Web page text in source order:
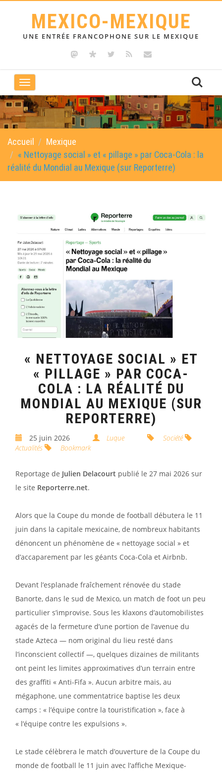
MEXICO-MEXIQUE
UNE ENTRÉE FRANCOPHONE SUR LE MEXIQUE
Toggle
navigation
Accueil
Mexique
« Nettoyage social » et « pillage » par Coca-Cola : la
réalité du Mondial au Mexique (sur Reporterre)
« NETTOYAGE SOCIAL » ET
« PILLAGE » PAR COCA-
COLA : LA RÉALITÉ DU
MONDIAL AU MEXIQUE (SUR
REPORTERRE)
25 juin 2026 Luque
Société
Actualités
Bookmark
Reportage de Julien Delacourt publié le 27 mai 2026 sur
le site Reporterre.net.
Alors que la Coupe du monde de football débutera le 11
juin dans la capitale mexicaine, de nombreux habitants
dénoncent un phénomène de « nettoyage social » et
d’accaparement par les géants Coca-Cola et Airbnb.
Devant l’esplanade fraîchement rénovée du stade
Banorte, dans le sud de Mexico, un match de foot un peu
particulier s’improvise. Sous les klaxons d’automobilistes
agacés de la fermeture d’une portion de l’avenue du
stade Azteca — nom original du lieu resté dans
l’inconscient collectif —, quelques dizaines de militants
ont peint les limites approximatives d’un terrain entre
des graffiti « Anti-Fifa ». Aucun arbitre mais, au
mégaphone, une commentatrice baptise les deux
camps : « l’équipe contre la touristification », face à
« l’équipe contre les expulsions ».
Le stade célèbrera le match d’ouverture de la Coupe du
monde de football le 11 juin avec l’affiche Mexique-